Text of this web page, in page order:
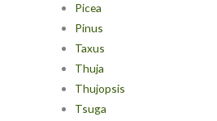
Picea
Pinus
Taxus
Thuja
Thujopsis
Tsuga